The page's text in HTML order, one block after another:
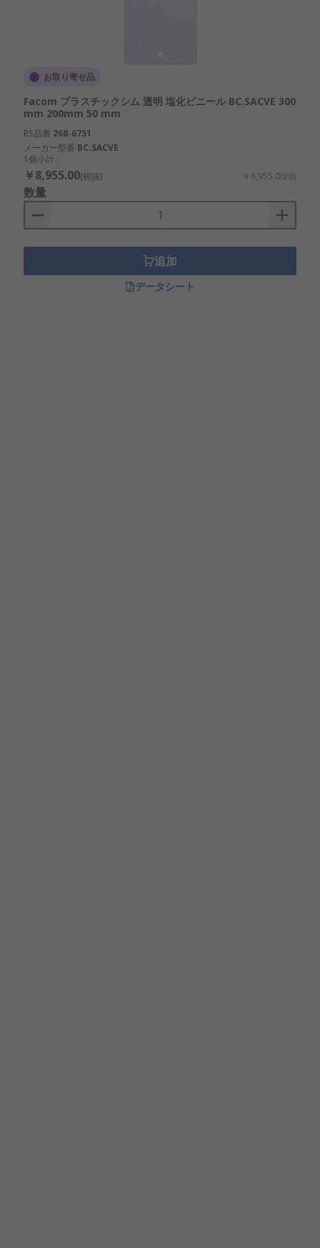
お取り寄せ品
Facom プラスチックシム 透明 塩化ビニール BC.SACVE 300
mm 200mm 50 mm
RS品番 268-6751
メーカー型番 BC.SACVE
1個小計：
￥8,955.00(税抜) ￥8,955.00/個
数量
追加
データシート